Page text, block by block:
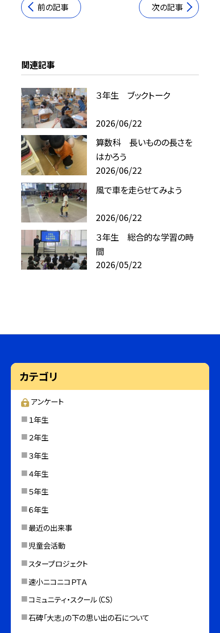
前の記事 次の記事
関連記事
３年生 ブックトーク
2026/06/22
算数科 長いものの長さを
はかろう
2026/06/22
風で車を走らせてみよう
2026/06/22
３年生 総合的な学習の時
間
2026/05/22
カテゴリ
アンケート
１年生
２年生
３年生
４年生
５年生
６年生
最近の出来事
児童会活動
スタープロジェクト
速小ニコニコＰＴＡ
コミュニティ・スクール（CS）
石碑「大志」の下の思い出の石について